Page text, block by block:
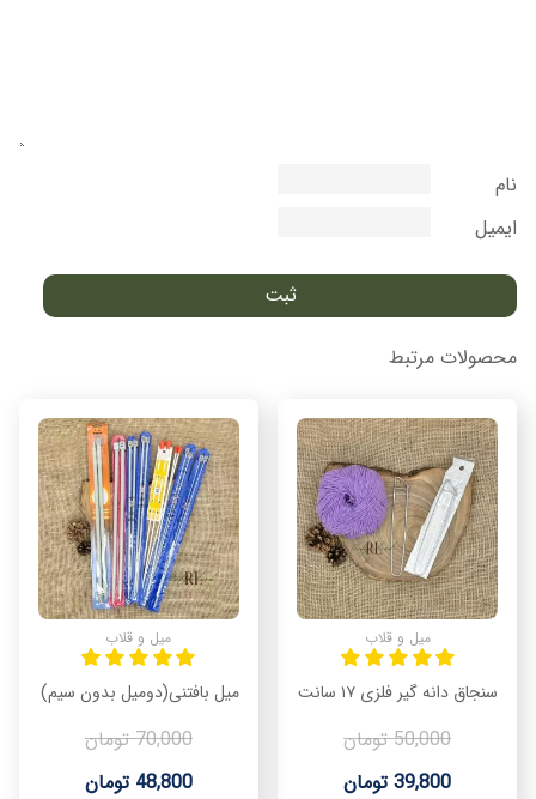
نام
ایمیل
محصولات مرتبط
میل و قلاب
سنجاق دانه گیر فلزی ۱۷ سانت
39,800 تومان
50,000 تومان
میل و قلاب
میل بافتنی(دومیل بدون سیم)
48,800 تومان
70,000 تومان